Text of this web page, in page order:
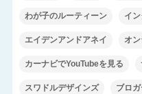
わが子のルーティーン イ
エイデンアンドアネイ オ
カーナビでYouTubeを見る
スワドルデザインズ ブロ